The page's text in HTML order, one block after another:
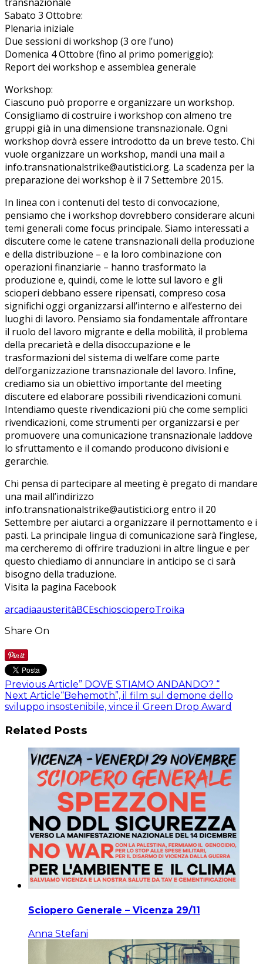
Sabato 3 Ottobre:
Plenaria iniziale
Due sessioni di workshop (3 ore l’uno)
Domenica 4 Ottobre (fino al primo pomeriggio):
Report dei workshop e assemblea generale
Workshop:
Ciascuno può proporre e organizzare un workshop.
Consigliamo di costruire i workshop con almeno tre
gruppi già in una dimensione transnazionale. Ogni
workshop dovrà essere introdotto da un breve testo. Chi
vuole organizzare un workshop, mandi una mail a
info.transnationalstrike@autistici.org. La scadenza per la
preparazione dei workshop è il 7 Settembre 2015.
In linea con i contenuti del testo di convocazione,
pensiamo che i workshop dovrebbero considerare alcuni
temi generali come focus principale. Siamo interessati a
discutere come le catene transnazionali della produzione
e della distribuzione – e la loro combinazione con
operazioni finanziarie – hanno trasformato la
produzione e, quindi, come le lotte sul lavoro e gli
scioperi debbano essere ripensati, compreso cosa
significhi oggi organizzarsi all’interno e all’esterno dei
luoghi di lavoro. Pensiamo sia fondamentale affrontare
il ruolo del lavoro migrante e della mobilità, il problema
della precarietà e della disoccupazione e le
trasformazioni del sistema di welfare come parte
dell’organizzazione transnazionale del lavoro. Infine,
crediamo sia un obiettivo importante del meeting
discutere ed elaborare possibili rivendicazioni comuni.
Intendiamo queste rivendicazioni più che come semplici
rivendicazioni, come strumenti per organizzarsi e per
promuovere una comunicazione transnazionale laddove
lo sfruttamento e il comando producono divisioni e
gerarchie.
Chi pensa di partecipare al meeting è pregato di mandare
una mail all’indirizzo
info.transnationalstrike@autistici.org entro il 20
Settembre per aiutarci a organizzare il pernottamento e i
pasti. La principale lingua di comunicazione sarà l’inglese,
ma cercheremo di offrire traduzioni in altre lingue e per
questo chiediamo di annunciare in anticipo se ci sarà
bisogno della traduzione.
Visita la pagina Facebook
arcadiaausteritàBCEschioscioperoTroika
Share On
Previous Article” DOVE STIAMO ANDANDO? “
Next Article“Behemoth”, il film sul demone dello
sviluppo insostenibile, vince il Green Drop Award
Related Posts
Sciopero Generale – Vicenza 29/11
Anna Stefani